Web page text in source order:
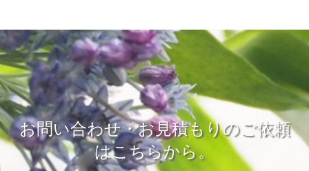
お問い合わせ・お見積もりのご依頼
はこちらから。